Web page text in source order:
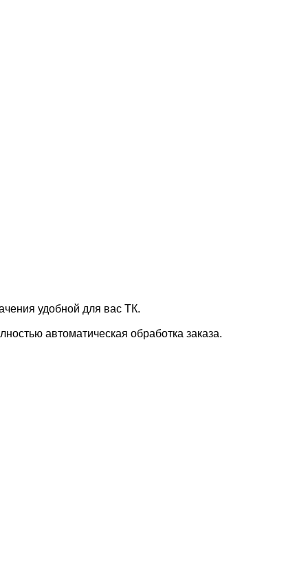
удобной для вас ТК.
автоматическая обработка заказа.